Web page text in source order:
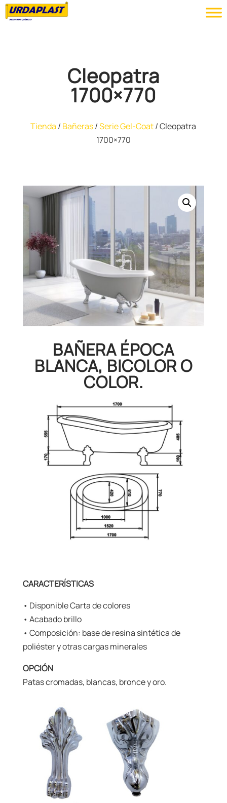
Cleopatra
1700×770
Tienda / Bañeras/Serie Gel-Coat/ Cleopatra
1700×770
BAÑERA ÉPOCA
BLANCA, BICOLOR O
COLOR.
CARACTERÍSTICAS
• Disponible Carta de colores
• Acabado brillo
• Composición: base de resina sintética de
poliéster y otras cargas minerales
OPCIÓN
Patas cromadas, blancas, bronce y oro.